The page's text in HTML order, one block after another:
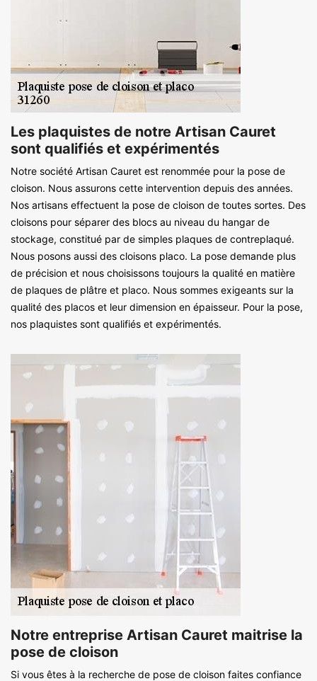
Les plaquistes de notre Artisan Cauret
sont qualifiés et expérimentés
Notre société Artisan Cauret est renommée pour la pose de
cloison. Nous assurons cette intervention depuis des années.
Nos artisans effectuent la pose de cloison de toutes sortes. Des
cloisons pour séparer des blocs au niveau du hangar de
stockage, constitué par de simples plaques de contreplaqué.
Nous posons aussi des cloisons placo. La pose demande plus
de précision et nous choisissons toujours la qualité en matière
de plaques de plâtre et placo. Nous sommes exigeants sur la
qualité des placos et leur dimension en épaisseur. Pour la pose,
nos plaquistes sont qualifiés et expérimentés.
Notre entreprise Artisan Cauret maitrise la
pose de cloison
Si vous êtes à la recherche de pose de cloison faites confiance